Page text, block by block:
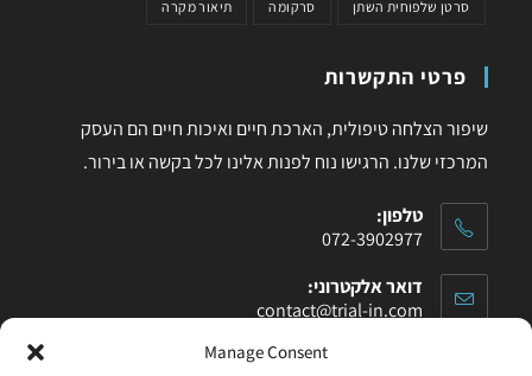
Manage Consent
סרטן שלפוחית השתן סרקומה תיאור מקרה
פרטי התקשרות
שיפור הצלחה טיפולית, הארכת חיים ואיכות חיים הם העסק
המרכזי שלנו. הרגישו נוח לפנות אלינו לכל בקשה או בירור.
טלפון:
072-3902977
דואר אלקטרוני:
contact@trial-in.com
עקבו אחרינו בפייסבוק